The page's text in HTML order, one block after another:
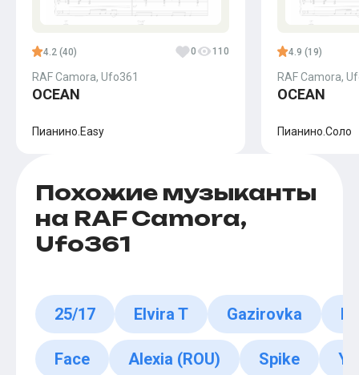
4.2 (40) 0 110
RAF Camora, Ufo361
OCEAN
Пианино.Easy
4.9 (19)
RAF Camora,
OCEAN
Пианино.Соло
Похожие музыканты
на RAF Camora,
Ufo361
25/17 Elvira T Gazirovka
Face Alexia (ROU) Spike